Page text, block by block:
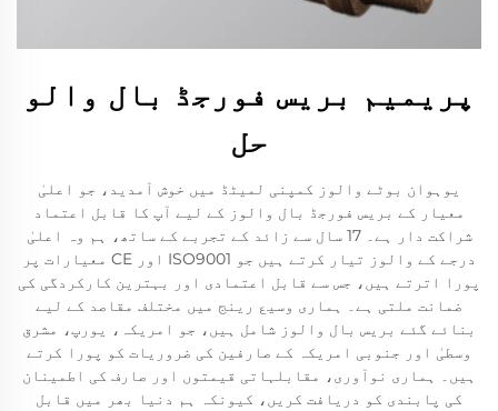
پریمیم بریس فورجڈ بال والو
حل
یوہوان بوٹے والوز کمپنی لمیٹڈ میں خوش آمدید، جو اعلیٰ
معیار کے بریس فورجڈ بال والوز کے لیے آپ کا قابل اعتماد
شراکت دار ہے۔ 17 سال سے زائد کے تجربے کے ساتھ، ہم وہ اعلیٰ
درجے کے والوز تیار کرتے ہیں جو ISO9001 اور CE معیارات پر
پورا اترتے ہیں، جس سے قابل اعتمادی اور بہترین کارکردگی کی
ضمانت ملتی ہے۔ ہماری وسیع رینج میں مختلف مقاصد کے لیے
بنائے گئے بریس بال والوز شامل ہیں، جو امریکہ، یورپ، مشرق
وسطیٰ اور جنوبی امریکہ کے صارفین کی ضروریات کو پورا کرتے
ہیں۔ ہماری نوآوری، مقابلہاتی قیمتوں اور صارف کی اطمینان
کی پابندی کو دریافت کریں، کیونکہ ہم دنیا بھر میں قابل